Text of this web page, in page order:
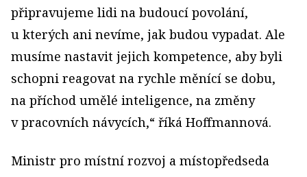
připravujeme lidi na budoucí povolání,
u kterých ani nevíme, jak budou vypadat. Ale
musíme nastavit jejich kompetence, aby byli
schopni reagovat na rychle měnící se dobu,
na příchod umělé inteligence, na změny
v pracovních návycích,“ říká Hoffmannová.
Ministr pro místní rozvoj a místopředseda